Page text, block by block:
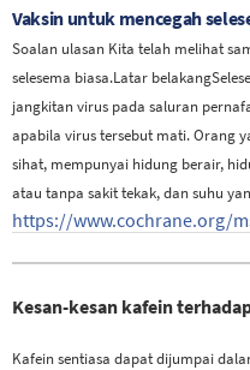
Vaksin untuk mencegah
Soalan ulasan Kita telah melihat
selesema biasa.Latar
jangkitan virus pada saluran
apabila virus tersebut mati. Orang
sihat, mempunyai hidung berair,
atau tanpa sakit tekak, dan suhu
https://www.cochrane.org/
Kesan-kesan kafein
Kafein sentiasa dapat dijumpai